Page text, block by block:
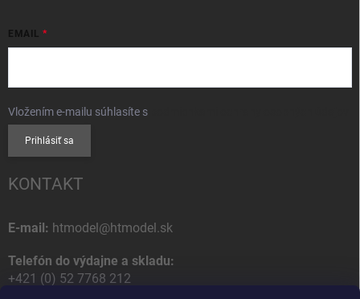
EMAIL
Vložením e-mailu súhlasíte s
Prihlásiť sa
KONTAKT
E-mail: htmodel@htmodel.sk
Telefón do výdajne a skladu:
+421 (0) 52 7768 212